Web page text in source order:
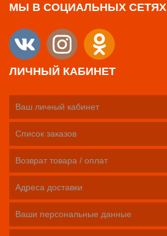
МЫ В СОЦИАЛЬНЫХ СЕТЯХ
ЛИЧНЫЙ КАБИНЕТ
Ваш личный кабинет
Список заказов
Возврат товара / оплат
Адреса доставки
Ваши персональные данные